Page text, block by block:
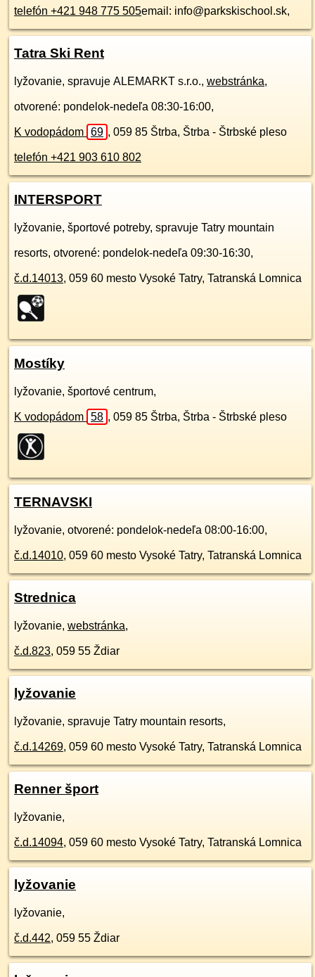
telefón +421 948 775 505email: info@parkskischool.sk,
Tatra Ski Rent
lyžovanie, spravuje ALEMARKT s.r.o., webstránka,
otvorené: pondelok-nedeľa 08:30-16:00,
K vodopádom 69 , 059 85 Štrba, Štrba - Štrbské pleso
telefón +421 903 610 802
INTERSPORT
lyžovanie, športové potreby, spravuje Tatry mountain
resorts, otvorené: pondelok-nedeľa 09:30-16:30,
č.d.14013, 059 60 mesto Vysoké Tatry, Tatranská Lomnica
Mostíky
lyžovanie, športové centrum,
K vodopádom 58 , 059 85 Štrba, Štrba - Štrbské pleso
TERNAVSKI
lyžovanie, otvorené: pondelok-nedeľa 08:00-16:00,
č.d.14010, 059 60 mesto Vysoké Tatry, Tatranská Lomnica
Strednica
lyžovanie, webstránka,
č.d.823, 059 55 Ždiar
lyžovanie
lyžovanie, spravuje Tatry mountain resorts,
č.d.14269, 059 60 mesto Vysoké Tatry, Tatranská Lomnica
Renner šport
lyžovanie,
č.d.14094, 059 60 mesto Vysoké Tatry, Tatranská Lomnica
lyžovanie
lyžovanie,
č.d.442, 059 55 Ždiar